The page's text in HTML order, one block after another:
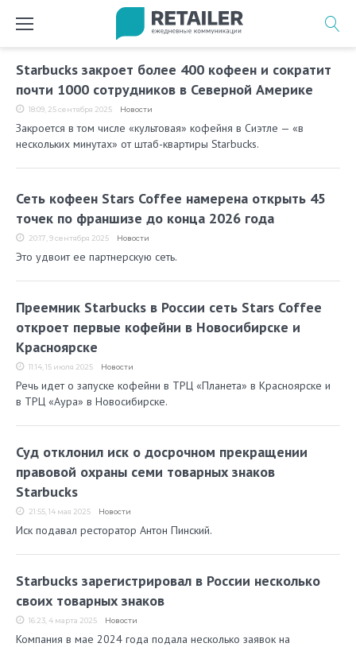
Метка:
Starbucks
Starbucks закроет более 400 кофеен и сократит
почти 1000 сотрудников в Северной Америке
18:09, 25 сентября 2025 Новости
Закроется в том числе «культовая» кофейня в Сиэтле — «в
нескольких минутах» от штаб-квартиры Starbucks.
Сеть кофеен Stars Coffee намерена открыть 45
точек по франшизе до конца 2026 года
20:17, 9 сентября 2025 Новости
Это удвоит ее партнерскую сеть.
Преемник Starbucks в России сеть Stars Coffee
откроет первые кофейни в Новосибирске и
Красноярске
11:14, 15 июля 2025 Новости
Речь идет о запуске кофейни в ТРЦ «Планета» в Красноярске и
в ТРЦ «Аура» в Новосибирске.
Суд отклонил иск о досрочном прекращении
правовой охраны семи товарных знаков
Starbucks
21:55, 14 мая 2025 Новости
Иск подавал ресторатор Антон Пинский.
Starbucks зарегистрировал в России несколько
своих товарных знаков
16:23, 4 марта 2025 Новости
Компания в мае 2024 года подала несколько заявок на